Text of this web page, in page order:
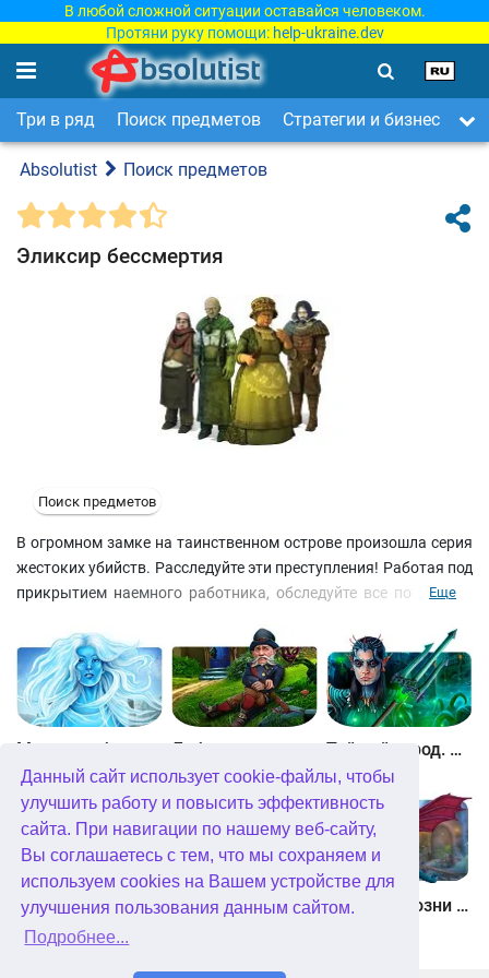
Данный сайт использует cookie-файлы, чтобы
улучшить работу и повысить эффективность
сайта. При навигации по нашему веб-сайту,
Вы соглашаетесь с тем, что мы сохраняем и
используем cookies на Вашем устройстве для
улучшения пользования данным сайтом.
Подробнее...
В любой сложной ситуации оставайся человеком.
Протяни руку помощи: help-ukraine.dev
Три в ряд Поиск предметов Стратегии и бизнес
Absolutist Поиск предметов
Эликсир бессмертия
Поиск предметов
В огромном замке на таинственном острове произошла серия
жестоких убийств. Расследуйте эти преступления! Работая под
прикрытием наемного работника, обследуйте все потаенные
головоломки и подбирайте ключи к запертым дверям.
Выполняйте приказы хозяина и помогайте его ассистентам.
Скоро вам придется назвать убийцу, но кто это - оккультист,
алхимик, физик или ботаник?
Еще
Тайный город. Подводное королевство. Коллекционное издание
Небесные земли. Пробуждение гигантов. Коллекционное издание Загадки Нью-Йорка. Пробуждение. Коллекционное издание Химеры. Козни зла. Коллекционное издание